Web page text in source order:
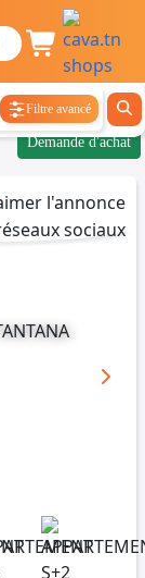
Filtre avancé
Demande d'achat